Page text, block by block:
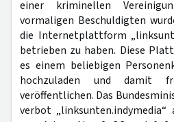
einer kriminellen
vormaligen Beschuldigten
die Internetplattform
betrieben zu haben. Diese
es einem beliebigen
hochzuladen und damit
veröffentlichen. Das
verbot „linksunten.indymedia“